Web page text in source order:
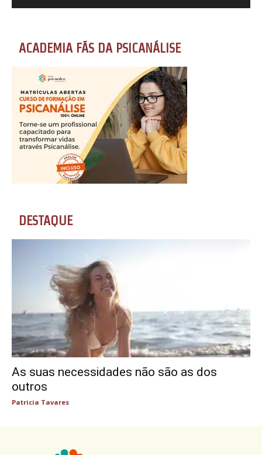
ACADEMIA FÃS DA PSICANÁLISE
DESTAQUE
As suas necessidades não são as dos
outros
Patricia Tavares